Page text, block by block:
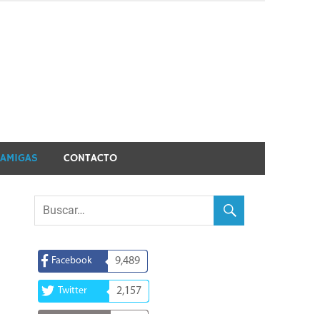
CONTACTO
Facebook 9,489
Twitter 2,157